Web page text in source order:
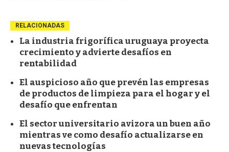
RELACIONADAS
La industria frigorífica uruguaya proyecta
crecimiento y advierte desafíos en
rentabilidad
El auspicioso año que prevén las empresas
de productos de limpieza para el hogar y el
desafío que enfrentan
El sector universitario avizora un buen año
mientras ve como desafío actualizarse en
nuevas tecnologías